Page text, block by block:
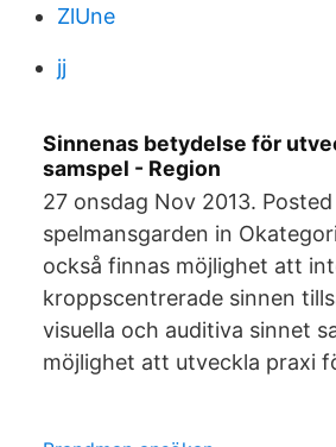
ZlUne
jj
Sinnenas betydelse för
samspel - Region
27 onsdag Nov 2013.
spelmansgarden in
också finnas möjlighet att
kroppscentrerade sinnen
visuella och auditiva sinnet
möjlighet att utveckla praxi